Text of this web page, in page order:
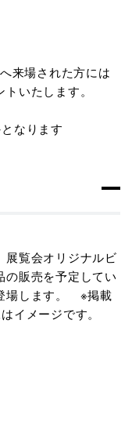
来場された方には
いたします。
なります
展覧会オリジナルビ
の販売を予定してい
場します。 ※掲載
イメージです。